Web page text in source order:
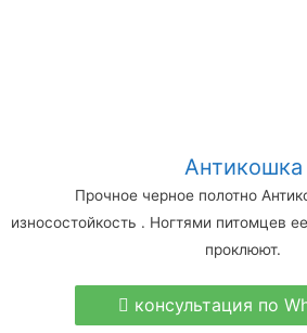
Антикошка
Прочное черное полотно
износостойкость . Ногтями питомцев
проклюют.
консультация по